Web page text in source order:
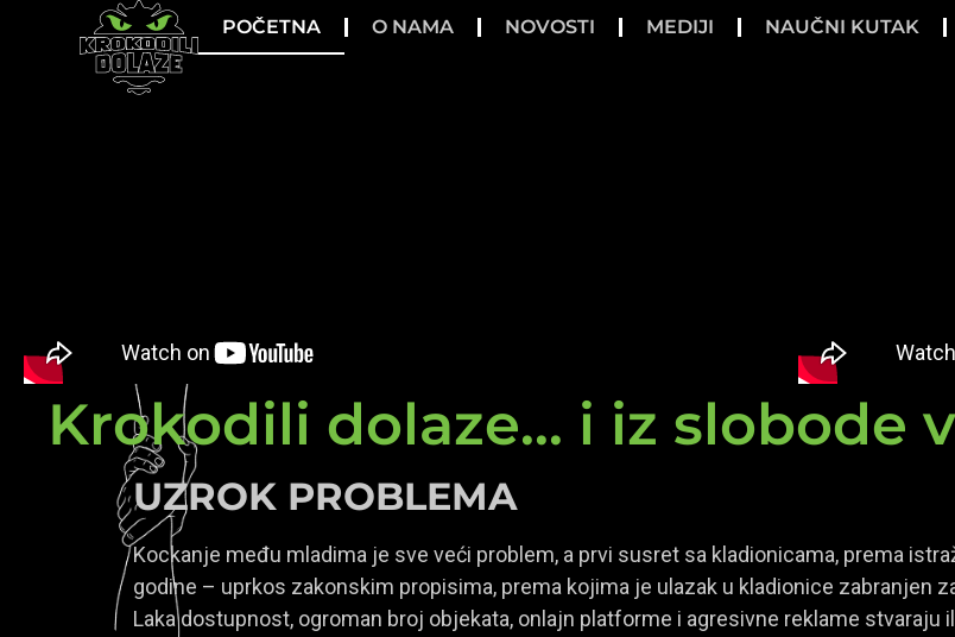
POČETNA O NAMA NOVOSTI MEDIJI NAUČNI KUTAK
Krokodili dolaze... i iz slobode
UZROK PROBLEMA
Kockanje među mladima je sve veći problem, a prvi susret sa kladionicama, prema
godine – uprkos zakonskim propisima, prema kojima je ulazak u kladionice zabranjen
Laka dostupnost, ogroman broj objekata, onlajn platforme i agresivne reklame stvaraju